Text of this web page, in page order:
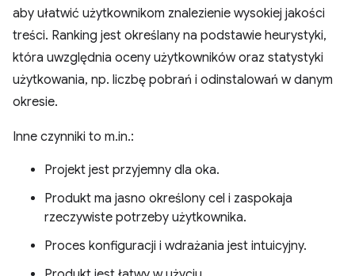
aby ułatwić użytkownikom znalezienie wysokiej jakości
treści. Ranking jest określany na podstawie heurystyki,
która uwzględnia oceny użytkowników oraz statystyki
użytkowania, np. liczbę pobrań i odinstalowań w danym
okresie.
Inne czynniki to m.in.:
Projekt jest przyjemny dla oka.
Produkt ma jasno określony cel i zaspokaja
rzeczywiste potrzeby użytkownika.
Proces konfiguracji i wdrażania jest intuicyjny.